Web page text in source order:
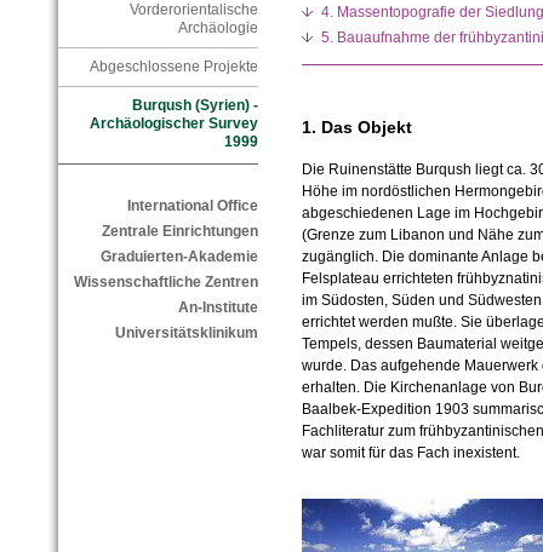
Vorderorientalische
Archäologie
Abgeschlossene Projekte
Burqush (Syrien) -
Archäologischer Survey
1999
International Office
Zentrale Einrichtungen
Graduierten-Akademie
Wissenschaftliche Zentren
An-Institute
Universitätsklinikum
4. Massentopografie der Siedlung
5. Bauaufnahme der
1. Das Objekt
Die Ruinenstätte Burqush liegt ca.
Höhe im nordöstlichen
abgeschiedenen Lage im
(Grenze zum Libanon und Nähe
zugänglich. Die dominante Anlage
Felsplateau errichteten
im Südosten, Süden und
errichtet werden mußte. Sie
Tempels, dessen Baumaterial
wurde. Das aufgehende
erhalten. Die Kirchenanlage von
Baalbek-Expedition 1903
Fachliteratur zum
war somit für das Fach inexistent.